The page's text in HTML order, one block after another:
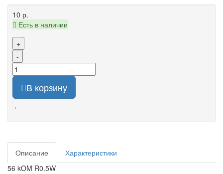
10 р.
Есть в наличии
+
-
В корзину
Описание
Характеристики
56 kOM R0.5W